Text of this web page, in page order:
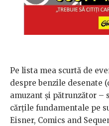
Pe lista mea scurtă de
despre benzile desenate
amuzant și pătrunzător –
cărțile fundamentale pe
Eisner, Comics and